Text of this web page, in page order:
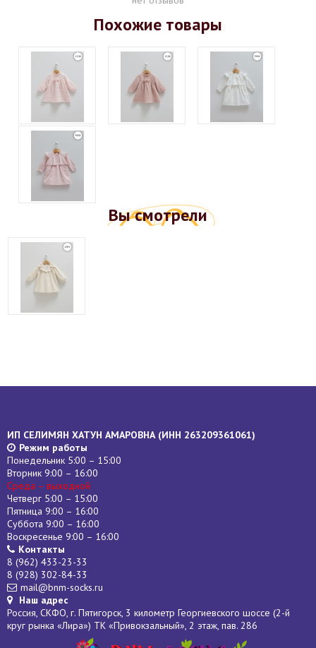
Похожие товары
Вы смотрели
ИП СЕЛИМЯН ХАТУН АМАРОВНА (ИНН 263209361061)
Режим работы
Понедельник 5:00 – 15:00
Вторник 9:00 – 16:00
Среда – выходной
Четверг 5:00 – 15:00
Пятница 9:00 – 16:00
Суббота 9:00 – 16:00
Воскресенье 9:00 – 16:00
Контакты
8 (962) 433-23-33
8 (928) 302-84-33
mail@bnm-socks.ru
Наш адрес
Россия, СКФО, г. Пятигорск, 3 километр Георгиевского шоссе (2-й
круг рынка «Лира») ТК «Привокзальный», 2 этаж, пав. 286